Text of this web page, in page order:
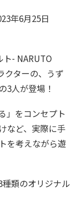
年6月25日
- NARUTO
クターの、うず
3人が登場！
」をコンセプト
など、実際に手
を考えながら遊
類のオリジナル